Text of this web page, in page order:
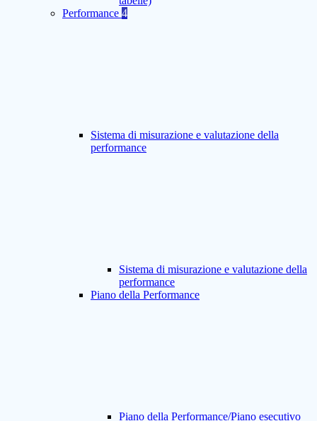
Performance 4
Sistema di misurazione e valutazione della
performance
Sistema di misurazione e valutazione della
performance
Piano della Performance
Piano della Performance/Piano esecutivo